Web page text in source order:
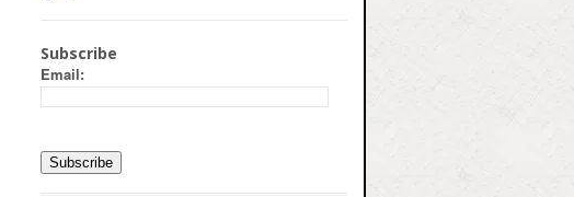
Subscribe
Email: